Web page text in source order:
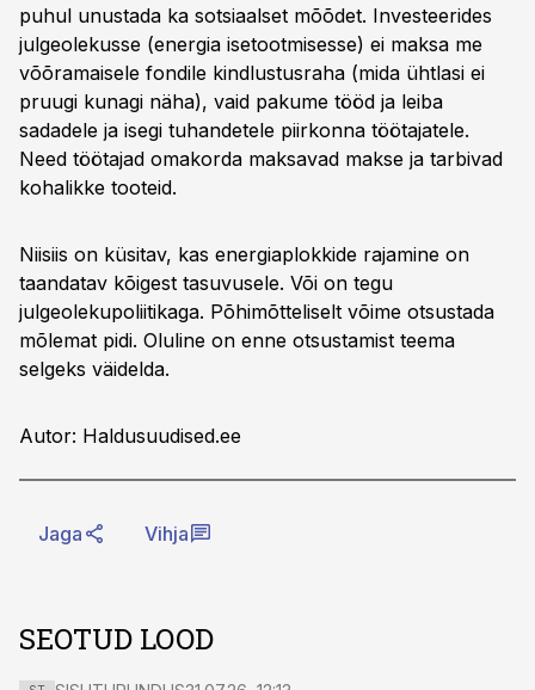
puhul unustada ka sotsiaalset mõõdet. Investeerides
julgeolekusse (energia isetootmisesse) ei maksa me
võõramaisele fondile kindlustusraha (mida ühtlasi ei
pruugi kunagi näha), vaid pakume tööd ja leiba
sadadele ja isegi tuhandetele piirkonna töötajatele.
Need töötajad omakorda maksavad makse ja tarbivad
kohalikke tooteid.
Niisiis on küsitav, kas energiaplokkide rajamine on
taandatav kõigest tasuvusele. Või on tegu
julgeolekupoliitikaga. Põhimõtteliselt võime otsustada
mõlemat pidi. Oluline on enne otsustamist teema
selgeks väidelda.
Autor: Haldusuudised.ee
Jaga Vihja
SEOTUD LOOD